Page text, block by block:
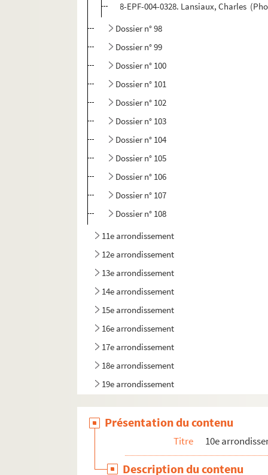
8-EPF-004-0328. Lansiaux, Charles
Dossier n° 98
Dossier n° 99
Dossier n° 100
Dossier n° 101
Dossier n° 102
Dossier n° 103
Dossier n° 104
Dossier n° 105
Dossier n° 106
Dossier n° 107
Dossier n° 108
11e arrondissement
12e arrondissement
13e arrondissement
14e arrondissement
15e arrondissement
16e arrondissement
17e arrondissement
18e arrondissement
19e arrondissement
Présentation du contenu
Titre 10e
Description du contenu